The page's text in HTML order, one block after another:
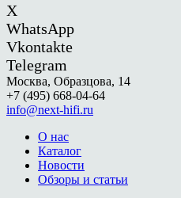
X
WhatsApp
Vkontakte
Telegram
Москва, Образцова, 14
+7 (495) 668-04-64
info@next-hifi.ru
О нас
Каталог
Новости
Обзоры и статьи